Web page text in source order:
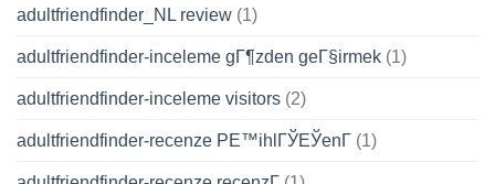
adultfriendfinder_NL review (1)
adultfriendfinder-inceleme gГ¶zden geГ§irmek (1)
adultfriendfinder-inceleme visitors (2)
adultfriendfinder-recenze PЕ™ihlГЎЕЎenГ­ (1)